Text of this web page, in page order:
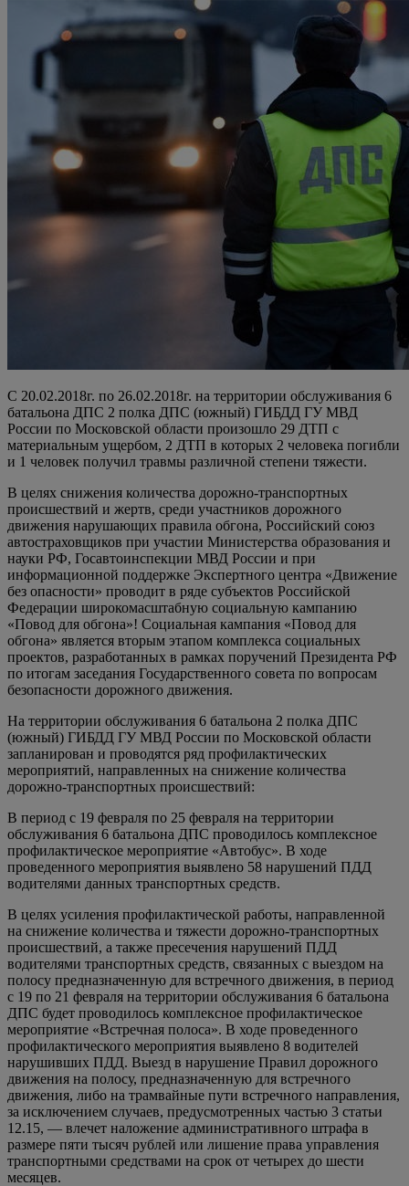
С 20.02.2018г. по 26.02.2018г. на территории обслуживания 6
батальона ДПС 2 полка ДПС (южный) ГИБДД ГУ МВД
России по Московской области произошло 29 ДТП с
материальным ущербом, 2 ДТП в которых 2 человека погибли
и 1 человек получил травмы различной степени тяжести.
В целях снижения количества дорожно-транспортных
происшествий и жертв, среди участников дорожного
движения нарушающих правила обгона, Российский союз
автостраховщиков при участии Министерства образования и
науки РФ, Госавтоинспекции МВД России и при
информационной поддержке Экспертного центра «Движение
без опасности» проводит в ряде субъектов Российской
Федерации широкомасштабную социальную кампанию
«Повод для обгона»! Социальная кампания «Повод для
обгона» является вторым этапом комплекса социальных
проектов, разработанных в рамках поручений Президента РФ
по итогам заседания Государственного совета по вопросам
безопасности дорожного движения.
На территории обслуживания 6 батальона 2 полка ДПС
(южный) ГИБДД ГУ МВД России по Московской области
запланирован и проводятся ряд профилактических
мероприятий, направленных на снижение количества
дорожно-транспортных происшествий:
В период с 19 февраля по 25 февраля на территории
обслуживания 6 батальона ДПС проводилось комплексное
профилактическое мероприятие «Автобус». В ходе
проведенного мероприятия выявлено 58 нарушений ПДД
водителями данных транспортных средств.
В целях усиления профилактической работы, направленной
на снижение количества и тяжести дорожно-транспортных
происшествий, а также пресечения нарушений ПДД
водителями транспортных средств, связанных с выездом на
полосу предназначенную для встречного движения, в период
с 19 по 21 февраля на территории обслуживания 6 батальона
ДПС будет проводилось комплексное профилактическое
мероприятие «Встречная полоса». В ходе проведенного
профилактического мероприятия выявлено 8 водителей
нарушивших ПДД. Выезд в нарушение Правил дорожного
движения на полосу, предназначенную для встречного
движения, либо на трамвайные пути встречного направления,
за исключением случаев, предусмотренных частью 3 статьи
12.15, — влечет наложение административного штрафа в
размере пяти тысяч рублей или лишение права управления
транспортными средствами на срок от четырех до шести
месяцев.